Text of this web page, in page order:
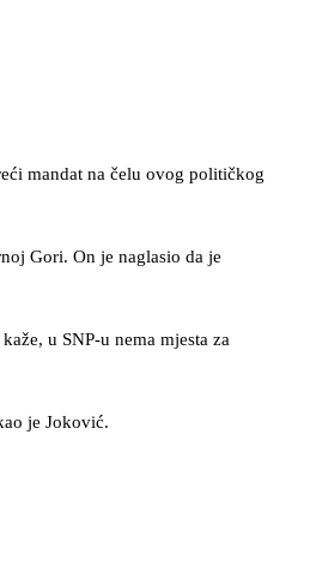
mandat na čelu ovog političkog
Gori. On je naglasio da je
u SNP-u nema mjesta za
je Joković.